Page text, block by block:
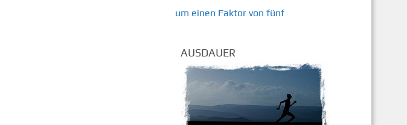
um einen Faktor von fünf
AUSDAUER